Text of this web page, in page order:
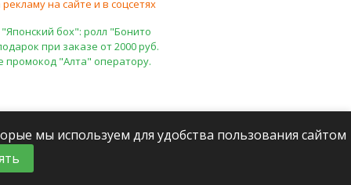
на сайте и в соцсетях
бох": ролл "Бонито
при заказе от 2000 руб.
промокод "Алта" оператору.
мы используем для удобства пользования сайтом